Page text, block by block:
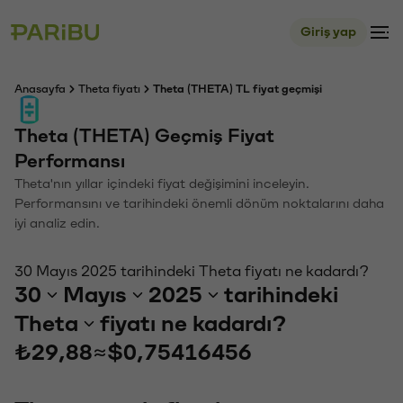
Giriş yap
Anasayfa Theta fiyatı Theta (THETA) TL fiyat geçmişi
Theta (THETA) Geçmiş Fiyat
Performansı
Theta'nın yıllar içindeki fiyat değişimini inceleyin.
Performansını ve tarihindeki önemli dönüm noktalarını daha
iyi analiz edin.
30 Mayıs 2025 tarihindeki Theta fiyatı ne kadardı?
30 Mayıs 2025
tarihindeki
Theta
fiyatı ne kadardı?
₺29,88≈$0,75416456